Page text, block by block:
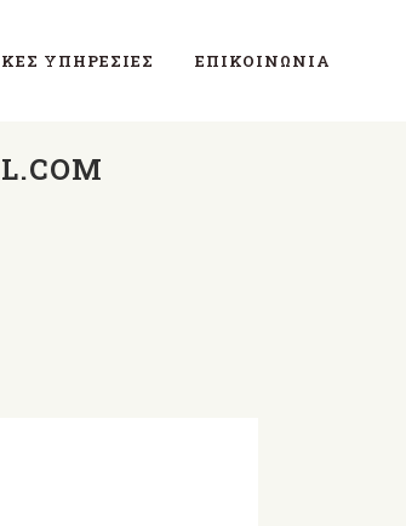
ΥΠΗΡΕΣΊΕΣ ΕΠΙΚΟΙΝΩΝΊΑ